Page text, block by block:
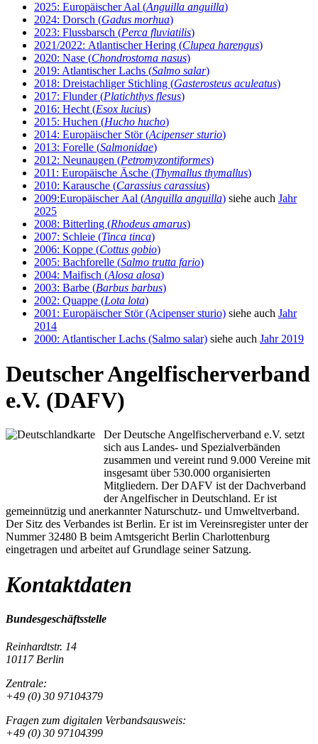
2025: Europäischer Aal (Anguilla anguilla)
2024: Dorsch (Gadus morhua)
2023: Flussbarsch (Perca fluviatilis)
2021/2022: Atlantischer Hering (Clupea harengus)
2020: Nase (Chondrostoma nasus)
2019: Atlantischer Lachs (Salmo salar)
2018: Dreistachliger Stichling (Gasterosteus aculeatus)
2017: Flunder (Platichthys flesus)
2016: Hecht (Esox lucius)
2015: Huchen (Hucho hucho)
2014: Europäischer Stör (Acipenser sturio)
2013: Forelle (Salmonidae)
2012: Neunaugen (Petromyzontiformes)
2011: Europäische Äsche (Thymallus thymallus)
2010: Karausche (Carassius carassius)
2009:Europäischer Aal (Anguilla anguilla) siehe auch Jahr
2025
2008: Bitterling (Rhodeus amarus)
2007: Schleie (Tinca tinca)
2006: Koppe (Cottus gobio)
2005: Bachforelle (Salmo trutta fario)
2004: Maifisch (Alosa alosa)
2003: Barbe (Barbus barbus)
2002: Quappe (Lota lota)
2001: Europäischer Stör (Acipenser sturio) siehe auch Jahr
2014
2000: Atlantischer Lachs (Salmo salar) siehe auch Jahr 2019
Deutscher Angelfischerverband
e.V. (DAFV)
Der Deutsche Angelfischerverband e.V. setzt
sich aus Landes- und Spezialverbänden
zusammen und vereint rund 9.000 Vereine mit
insgesamt über 530.000 organisierten
Mitgliedern. Der DAFV ist der Dachverband
der Angelfischer in Deutschland. Er ist
gemeinnützig und anerkannter Naturschutz- und Umweltverband.
Der Sitz des Verbandes ist Berlin. Er ist im Vereinsregister unter der
Nummer 32480 B beim Amtsgericht Berlin Charlottenburg
eingetragen und arbeitet auf Grundlage seiner Satzung.
Kontaktdaten
Bundesgeschäftsstelle
Reinhardtstr. 14
10117 Berlin
Zentrale:
+49 (0) 30 97104379
Fragen zum digitalen Verbandsausweis:
+49 (0) 30 97104399